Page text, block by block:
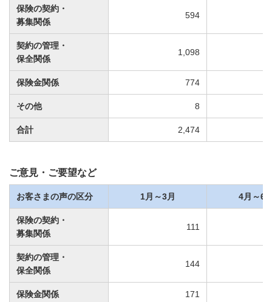
保険の契約・
募集関係
594
契約の管理・
保全関係
1,098
保険金関係 774
その他 8
合計 2,474
ご意見・ご要望など
お客さまの声の区分 1月～3月 4月～6
保険の契約・
募集関係
111
契約の管理・
保全関係
144
保険金関係 171